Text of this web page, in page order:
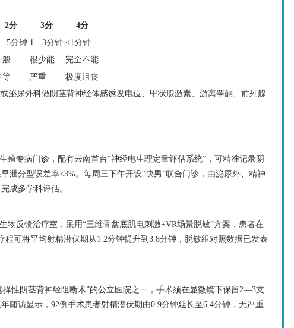
2分 3分
4分
分钟 1—3分钟 <1分钟
般 很少能
完全不能
等 严重
极度沮丧
泌尿外科做阴茎背神经体感诱发电位、甲状腺激素、游离睾酮、前列腺
殖专病门诊，配有云南首台“神经电生理定量评估系统”，可精准记录阴
泄分型误差率<3%。每周三下午开设“快男”联合门诊，由泌尿外、精神
成多学科评估。
物反馈治疗室，采用“三维骨盆底肌电刺激+VR场景脱敏”方案，患者在
程可将平均射精潜伏期从1.2分钟提升到3.8分钟，脱敏组对照数据已发表
择性阴茎背神经阻断术”的公立医院之一，手术须在显微镜下保留2—3支
随访显示，92例手术患者射精潜伏期由0.9分钟延长至6.4分钟，无严重